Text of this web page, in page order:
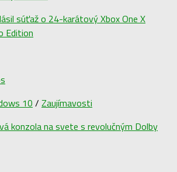
súťaž o 24-karátový Xbox One X
Edition
10 / Zaujímavosti
konzola na svete s revolučným Dolby